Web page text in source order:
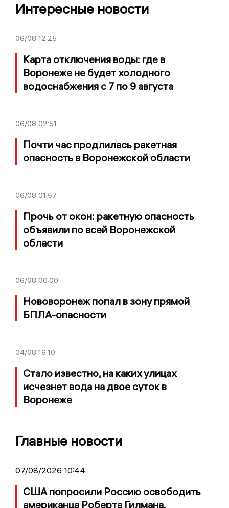
Интересные новости
06/08 12:25
Карта отключения воды: где в
Воронеже не будет холодного
водоснабжения с 7 по 9 августа
06/08 02:51
Почти час продлилась ракетная
опасность в Воронежской области
06/08 01:57
Прочь от окон: ракетную опасность
объявили по всей Воронежской
области
06/08 00:00
Нововоронеж попал в зону прямой
БПЛА-опасности
04/08 16:10
Стало известно, на каких улицах
исчезнет вода на двое суток в
Воронеже
Главные новости
07/08/2026 10:44
США попросили Россию освободить
американца Роберта Гилмана,